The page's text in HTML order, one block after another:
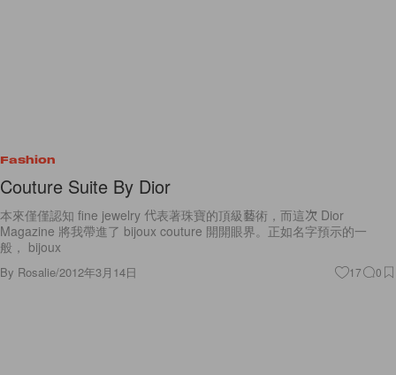
Couture Suite By Dior
本來僅僅認知 fine jewelry 代表著珠寶的頂級藝術，而這次 Dior
般， bijoux
By Rosalie/2012年3月14日